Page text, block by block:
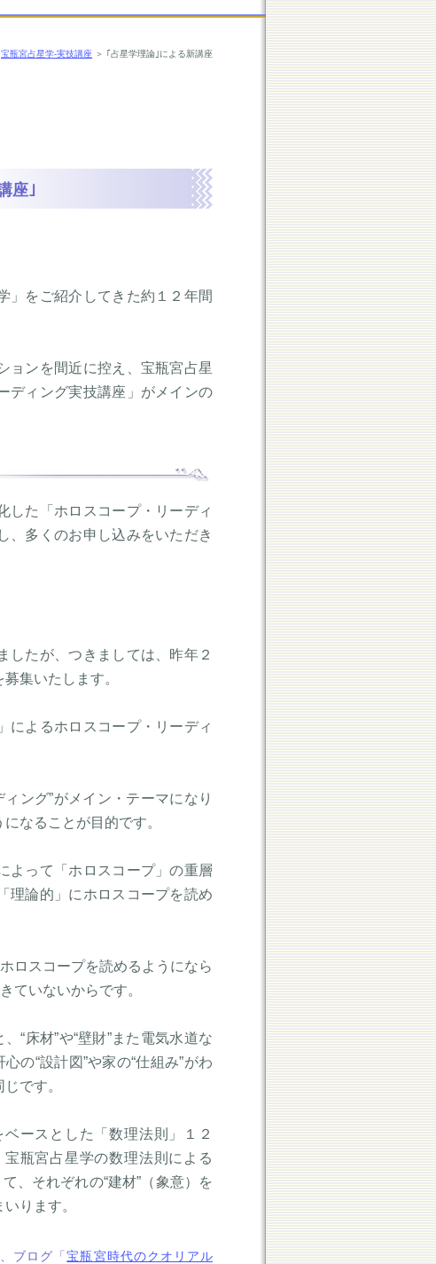
宝瓶宮占星学-実技講座 ＞ ｢占星学理論｣による新講座
座｣
」をご紹介してきた約１２年間
ョンを間近に控え、宝瓶宮占星
ディング実技講座」がメインの
した「ホロスコープ・リーディ
、多くのお申し込みをいただき
したが、つきましては、昨年２
集いたします。
によるホロスコープ・リーディ
ング”がメイン・テーマになり
なることが目的です。
よって「ホロスコープ」の重層
理論的」にホロスコープを読め
ロスコープを読めるようになら
ていないからです。
“床材”や“壁財”また電気水道な
の“設計図”や家の“仕組み”がわ
です。
ースとした「数理法則」１２
瓶宮占星学の数理法則による
、それぞれの“建材”（象意）を
ります。
ブログ「宝瓶宮時代のクオリアル